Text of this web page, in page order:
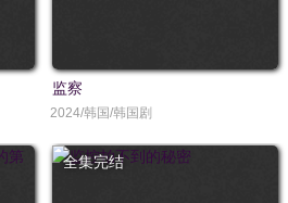
监察
2024/韩国/韩国剧
全集完结